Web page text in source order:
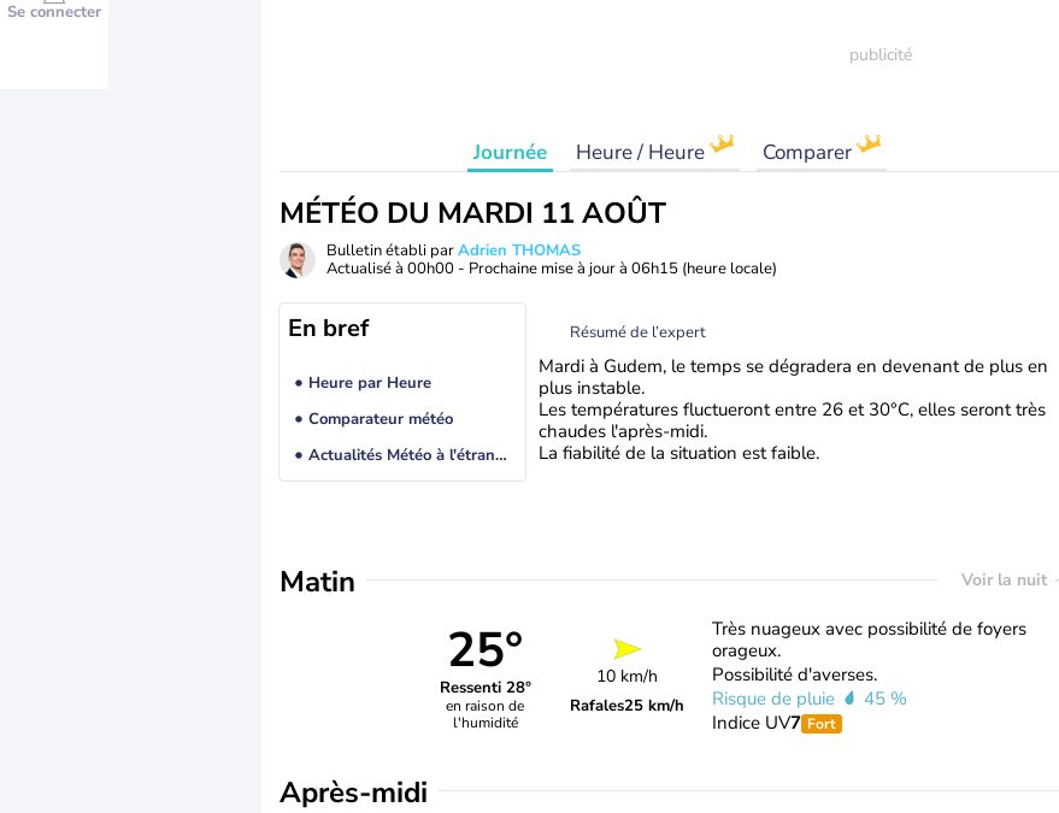
Se connecter
Journée Heure / Heure Comparer
MÉTÉO DU MARDI 11 AOÛT
Bulletin établi parAdrien THOMAS
Actualisé à 00h00 - Prochaine mise à jour à 06h15 (heure locale)
En bref
Heure par Heure
Comparateur météo
Actualités Météo à l'étranger
Résumé de l’expert
Mardi à Gudem, le temps se dégradera en devenant de plus en
plus instable.
Les températures fluctueront entre 26 et 30°C, elles seront très
chaudes l'après-midi.
La fiabilité de la situation est faible.
Matin Voir la nuit
25°
Ressenti 28°
en raison de
l'humidité
10 km/h
Rafales25 km/h
Très nuageux avec possibilité de foyers
orageux.
Possibilité d'averses.
Risque de pluie
45 %
Indice UV7 Fort
Après-midi